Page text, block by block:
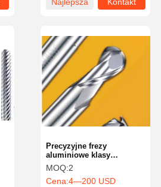
O Nas
Wycieczka
Precyzyjne frezy
aluminiowe klasy
profesjonalnej do
aluminium
MOQ:2
Cena:4—200 USD